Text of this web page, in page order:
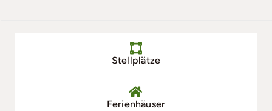
Stellplätze
Ferienhäuser